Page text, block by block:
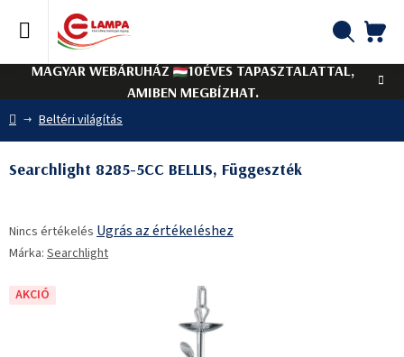
tartalomhoz
MAGYAR WEBÁRUHÁZ
10ÉVES TAPASZTALATTAL,
AMIBEN MEGBÍZHAT.
Kezdőlap
Beltéri világítás
Searchlight 8285-5CC BELLIS, Függeszték
termék
átlagos
5-
Nincs értékelés Ugrás az értékeléshez
Márka: Searchlight
AKCIÓ